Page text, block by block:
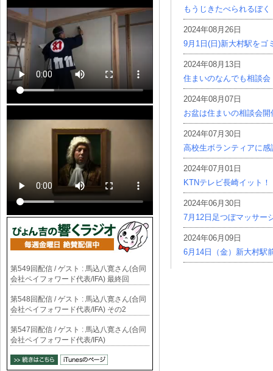
もうじきたべられるぼく
2024年08月26日
9月1日(日)新大村駅をゴ
2024年08月13日
住まいのなんでも相談会
2024年08月07日
お盆は住まいの相談会開
2024年07月30日
高校生ボランティアに感
2024年07月01日
KTNテレビ長崎イット！
2024年06月30日
7月12日足つぼマッサー
2024年06月09日
6月14日（金）新大村駅
第549回配信 / ゲスト : 馬込八寛さん(合同
会社ペイフォワード代表/IFA) 最終回
第548回配信 / ゲスト : 馬込八寛さん(合同
会社ペイフォワード代表/IFA) その2
第547回配信 / ゲスト : 馬込八寛さん(合同
会社ペイフォワード代表/IFA)